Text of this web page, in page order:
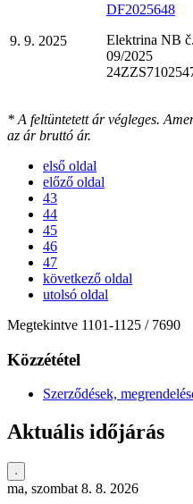
9. 9. 2025
DF2025648
Elektrina NB
09/2025
* A feltüntetett ár végleges.
az ár bruttó ár.
első oldal
előző oldal
43
44
45
46
47
következő oldal
utolsó oldal
Megtekintve 1101-1125 / 7690
Közzététel
Szerződések,
Aktuális időjárás
ma, szombat 8. 8. 2026